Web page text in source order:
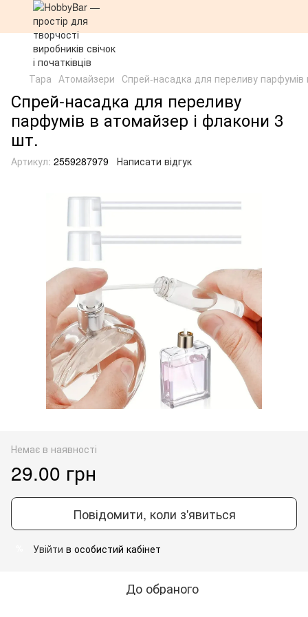
Тара Атомайзери Спрей-насадка для переливу
Спрей-насадка для переливу
парфумів в атомайзер і флакони 3
шт.
Артикул: 2559287979 Написати відгук
Немає в наявності
29.00 грн
Повідомити, коли з'явиться
Увійти в особистий кабінет
До обраного